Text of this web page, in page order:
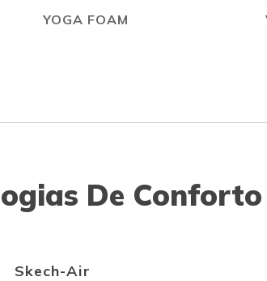
YOGA FOAM
De Conforto
Skech-Air